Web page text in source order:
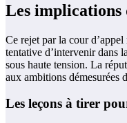
Les implications
Ce rejet par la cour
tentative d’intervenir dans
sous haute tension. La
aux ambitions démesurées
Les leçons à tirer